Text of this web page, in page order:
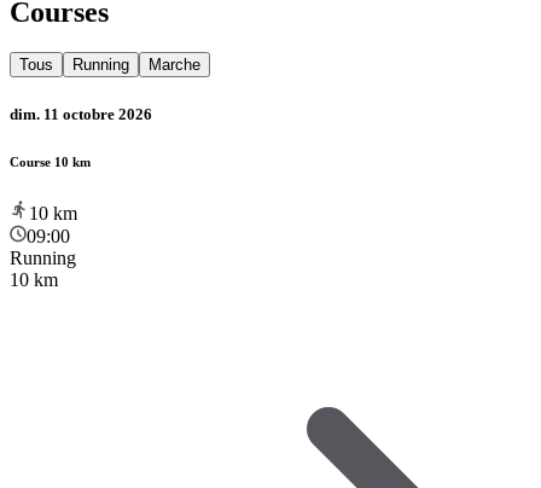
Courses
Tous Running Marche
dim. 11 octobre 2026
Course 10 km
10 km
09:00
Running
10 km